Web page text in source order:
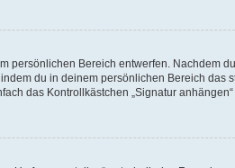
Bereich entwerfen. Nachdem
du in deinem persönlichen Bereich das
das Kontrollkästchen „Signatur